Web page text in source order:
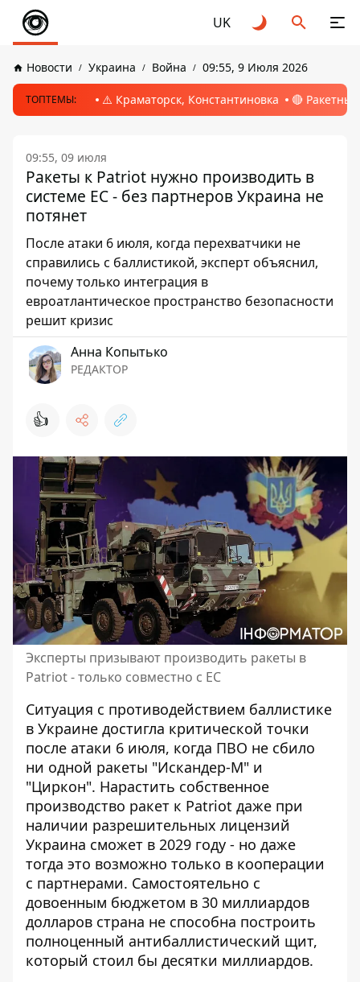
UK
Новости Украина Война 09:55, 9 Июля 2026
ТОПТЕМЫ: ⚠️ Краматорск, Константиновка 🔴
09:55, 09 июля
Ракеты к Patriot нужно производить в
системе ЕС - без партнеров Украина не
потянет
После атаки 6 июля, когда перехватчики не
справились с баллистикой, эксперт объяснил,
почему только интеграция в
евроатлантическое пространство безопасности
решит кризис
Анна Копытько
РЕДАКТОР
👍
Эксперты призывают производить ракеты в
Patriot - только совместно с ЕС
Ситуация с противодействием баллистике
в Украине достигла критической точки
после атаки 6 июля, когда ПВО не сбило
ни одной ракеты "Искандер-М" и
"Циркон". Нарастить собственное
производство ракет к Patriot даже при
наличии разрешительных лицензий
Украина сможет в 2029 году - но даже
тогда это возможно только в кооперации
с партнерами. Самостоятельно с
довоенным бюджетом в 30 миллиардов
долларов страна не способна построить
полноценный антибаллистический щит,
который стоил бы десятки миллиардов.